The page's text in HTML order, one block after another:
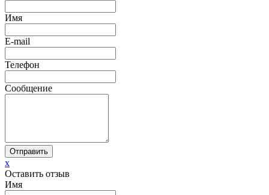
Имя
E-mail
Телефон
Сообщение
Отправить
x
Оставить отзыв
Имя